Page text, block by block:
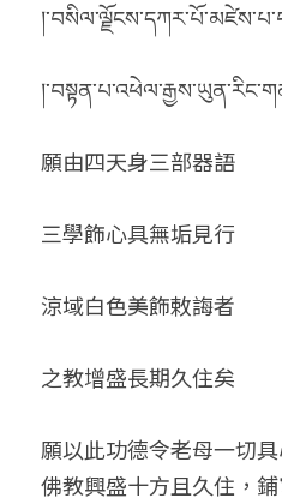
願由四天身三部器語
三學飾心具無垢見行
涼域白色美飾敕誨者
之教增盛長期久住矣
願以此功德令老母一切
佛教興盛十方且久住，